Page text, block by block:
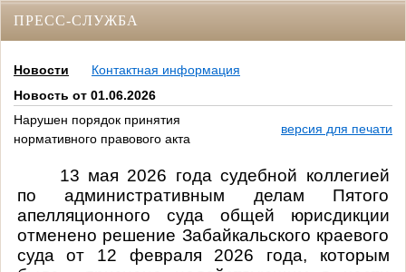
ПРЕСС-СЛУЖБА
Новости
Контактная информация
Новость от 01.06.2026
Нарушен порядок принятия
нормативного правового акта
версия для печати
13 мая 2026 года судебной коллегией
по административным делам Пятого
апелляционного суда общей юрисдикции
отменено решение Забайкальского краевого
суда от 12 февраля 2026 года, которым